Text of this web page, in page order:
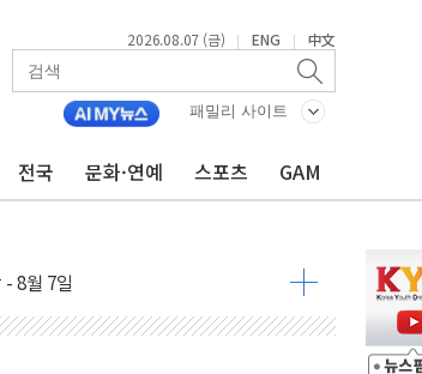
2026.08.07 (금) | ENG | 中文
패밀리 사이트
전국 문화·연예 스포츠 GAM
마침표'
직접 협상 없어"
책 막바지 조율할 듯
행 막을 권한 없어"
기업 순이익 21% 증가" 전망